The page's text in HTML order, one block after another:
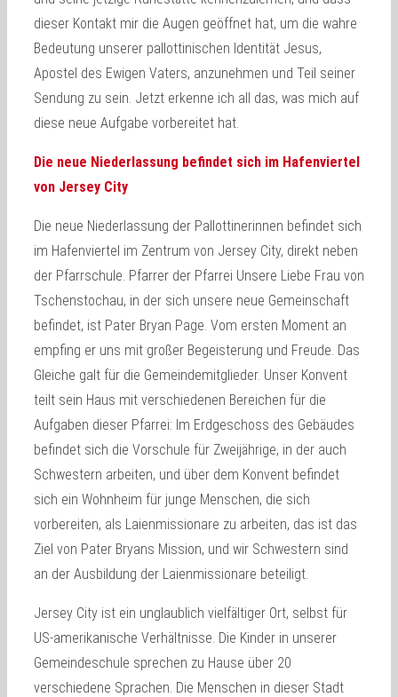
dieser Kontakt mir die Augen geöffnet hat, um die wahre
Bedeutung unserer pallottinischen Identität Jesus,
Apostel des Ewigen Vaters, anzunehmen und Teil seiner
Sendung zu sein. Jetzt erkenne ich all das, was mich auf
diese neue Aufgabe vorbereitet hat.
Die neue Niederlassung befindet sich im Hafenviertel
von Jersey City
Die neue Niederlassung der Pallottinerinnen befindet sich
im Hafenviertel im Zentrum von Jersey City, direkt neben
der Pfarrschule. Pfarrer der Pfarrei Unsere Liebe Frau von
Tschenstochau, in der sich unsere neue Gemeinschaft
befindet, ist Pater Bryan Page. Vom ersten Moment an
empfing er uns mit großer Begeisterung und Freude. Das
Gleiche galt für die Gemeindemitglieder. Unser Konvent
teilt sein Haus mit verschiedenen Bereichen für die
Aufgaben dieser Pfarrei: Im Erdgeschoss des Gebäudes
befindet sich die Vorschule für Zweijährige, in der auch
Schwestern arbeiten, und über dem Konvent befindet
sich ein Wohnheim für junge Menschen, die sich
vorbereiten, als Laienmissionare zu arbeiten, das ist das
Ziel von Pater Bryans Mission, und wir Schwestern sind
an der Ausbildung der Laienmissionare beteiligt.
Jersey City ist ein unglaublich vielfältiger Ort, selbst für
US-amerikanische Verhältnisse. Die Kinder in unserer
Gemeindeschule sprechen zu Hause über 20
verschiedene Sprachen. Die Menschen in dieser Stadt